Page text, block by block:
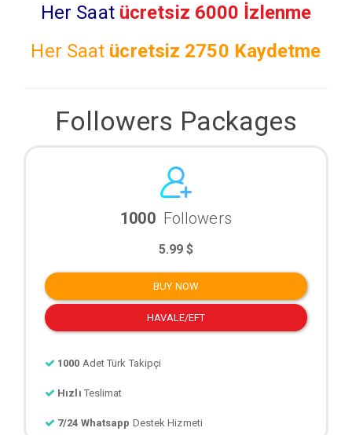
Her Saat ücretsiz 6000 İzlenme
Her Saat ücretsiz 2750 Kaydetme
Followers Packages
1000 Followers
5.99 $
BUY NOW
HAVALE/EFT
1000 Adet Türk Takipçi
Hızlı Teslimat
7/24 Whatsapp Destek Hizmeti